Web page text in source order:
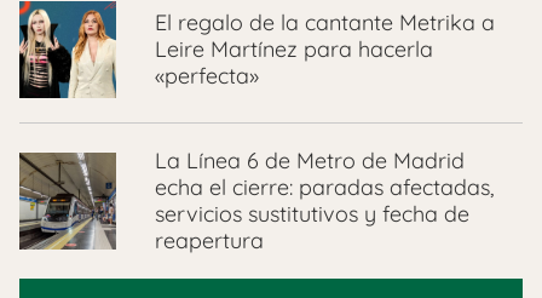
El regalo de la cantante Metrika a
Leire Martínez para hacerla
«perfecta»
La Línea 6 de Metro de Madrid
echa el cierre: paradas afectadas,
servicios sustitutivos y fecha de
reapertura